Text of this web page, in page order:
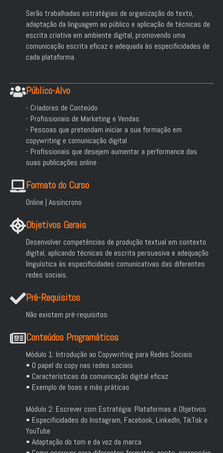
Serão trabalhadas estratégias de organização do texto,
adaptação da linguagem ao público e aplicação de técnicas de
escrita criativa em ambiente digital, promovendo uma
comunicação escrita eficaz e adequada às especificidades de
cada plataforma.
Público-Alvo
- Criadores de Conteúdo
- Profissionais de Marketing e Vendas
- Pessoas que pretendam iniciar a sua formação em
copywriting e comunicação digital
- Profissionais que desejem aumentar a performance das
suas publicações online
Formato do Curso
Online | Assíncrono
Objetivos Gerais
Desenvolver competências de produção textual em contexto
digital, aplicando técnicas de escrita persuasiva e adequação
linguística às especificidades comunicativas das diferentes
redes sociais.
Pré-Requisitos
Não existem pré-requisitos
Conteúdos Programáticos
Módulo 1: Introdução ao Copywriting para Redes Sociais
• O papel do copy nas redes sociais
• Características da comunicação digital eficaz
• Exemplo de boas e más práticas
Módulo 2: Escrever com Estratégia: Plataformas e Objetivos
• Especificidades do Instagram, Facebook, LinkedIn, TikTok e
YouTube
• Adaptação do tom e da voz da marca